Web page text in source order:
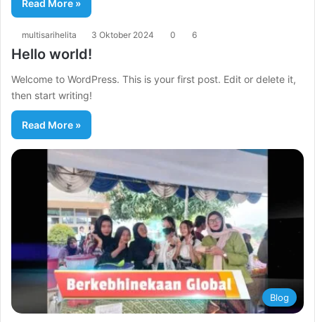
Read More »
multisarihelita 3 Oktober 2024 0 6
Hello world!
Welcome to WordPress. This is your first post. Edit or delete it,
then start writing!
Read More »
Blog